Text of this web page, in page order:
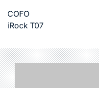
COFO
iRock T07